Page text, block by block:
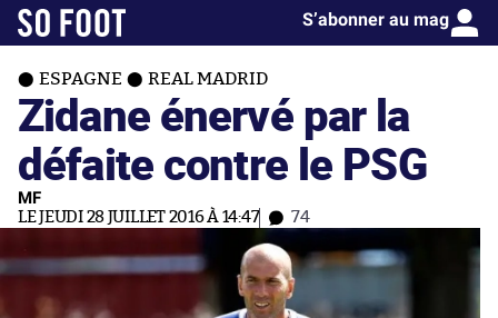
S’abonner au mag
ESPAGNE REAL MADRID
Zidane énervé par la
défaite contre le PSG
MF
LE JEUDI 28 JUILLET 2016 À 14:47 74